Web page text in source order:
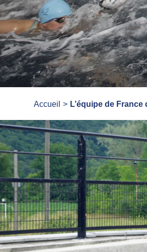
Accueil L’équipe de